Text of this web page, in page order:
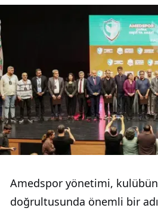
Amedspor yönetimi,
doğrultusunda önemli bir